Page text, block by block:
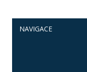
NAVIGACE